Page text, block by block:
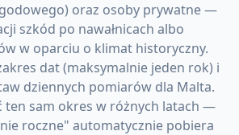
oraz osoby prywatne —
szkód po nawałnicach albo
w oparciu o klimat historyczny.
dat (maksymalnie jeden rok) i
dziennych pomiarów dla Malta.
ten sam okres w różnych latach —
roczne" automatycznie pobiera